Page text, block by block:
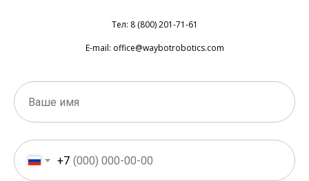
Тел: 8 (800) 201-71-61
E-mail: office@waybotrobotics.com
+7